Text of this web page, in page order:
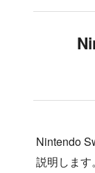
Nintendo
説明します。